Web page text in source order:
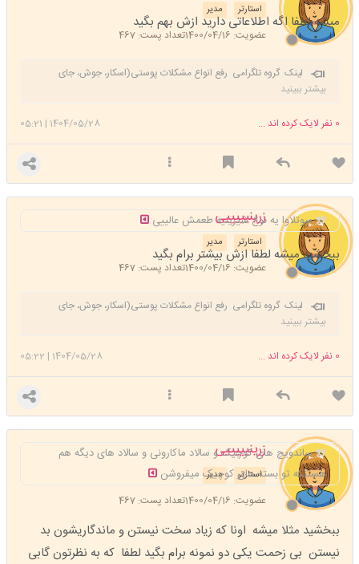
مدیر استارتر
عضویت: 1400/04/16 تعداد پست: 467
میشه لطفا اگه اطلاعاتی دارید ازش بهم بگید
لینک گروه تلگرامی رفع انواع مشکلات پوستی(اسکار، جوش، جای
جوش، لک)
بیشتر ببینید
1404/05/28
|
05:21 0 نفر لایک کرده اند ...
زرینیییییی
مدیر استارتر
عضویت: 1400/04/16 تعداد پست: 467
سوتلاوا یه نوع شیرینیه طعمش عالییی
ببخشید میشه لطفا ازش بیشتر برام بگید
لینک گروه تلگرامی رفع انواع مشکلات پوستی(اسکار، جوش، جای
جوش، لک)
بیشتر ببینید
1404/05/28
|
05:22 0 نفر لایک کرده اند ...
زرینیییییی
مدیر استارتر
عضویت: 1400/04/16 تعداد پست: 467
ساندویچ های کوچیک و سالاد ماکارونی و سالاد های دیگه هم
هستنکه تو بسته های کوچیک میفروشن
ببخشید مثلا میشه اونا که زیاد سخت نیستن و ماندگاریشون بد
نیستن بی زحمت یکی دو نمونه برام بگید لطفا که به نظرتون گابی